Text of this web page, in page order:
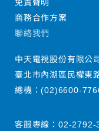
免責聲明
商務合作方案
聯絡我們
中天電視股份有限公
臺北市內湖區民權東
總機：(02)6600-
客服專線： 02-2792-